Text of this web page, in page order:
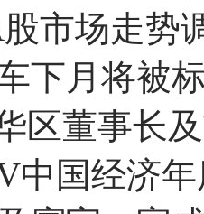
市场走势
下月将被
区董事长
中国经济